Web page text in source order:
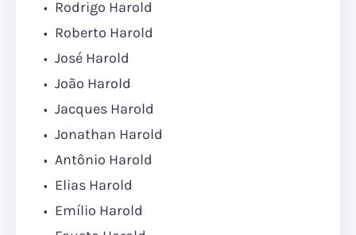
Rodrigo Harold
Roberto Harold
José Harold
João Harold
Jacques Harold
Jonathan Harold
Antônio Harold
Elias Harold
Emílio Harold